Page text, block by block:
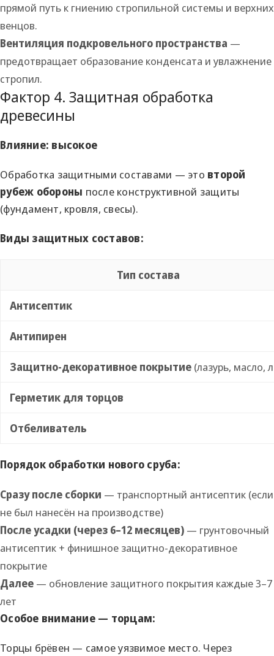
прямой путь к гниению стропильной системы и верхних
венцов.
Вентиляция подкровельного пространства —
предотвращает образование конденсата и увлажнение
стропил.
Фактор 4. Защитная обработка
древесины
Влияние: высокое
Обработка защитными составами — это второй
рубеж обороны после конструктивной защиты
(фундамент, кровля, свесы).
Виды защитных составов:
Тип состава
Антисептик
Антипирен
Защитно-декоративное покрытие (лазурь, масло,
Герметик для торцов
Отбеливатель
Порядок обработки нового сруба:
Сразу после сборки — транспортный антисептик (если
не был нанесён на производстве)
После усадки (через 6–12 месяцев) — грунтовочный
антисептик + финишное защитно-декоративное
покрытие
Далее — обновление защитного покрытия каждые 3–7
лет
Особое внимание — торцам:
Торцы брёвен — самое уязвимое место. Через